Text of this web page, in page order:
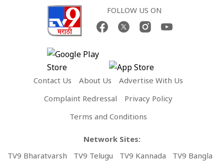
FOLLOW US ON
Contact Us About Us
Advertise With Us
Complaint Redressal
Privacy Policy
Terms and Conditions
Network Sites:
TV9 Bharatvarsh
TV9 Telugu TV9 Kannada TV9 Bangla